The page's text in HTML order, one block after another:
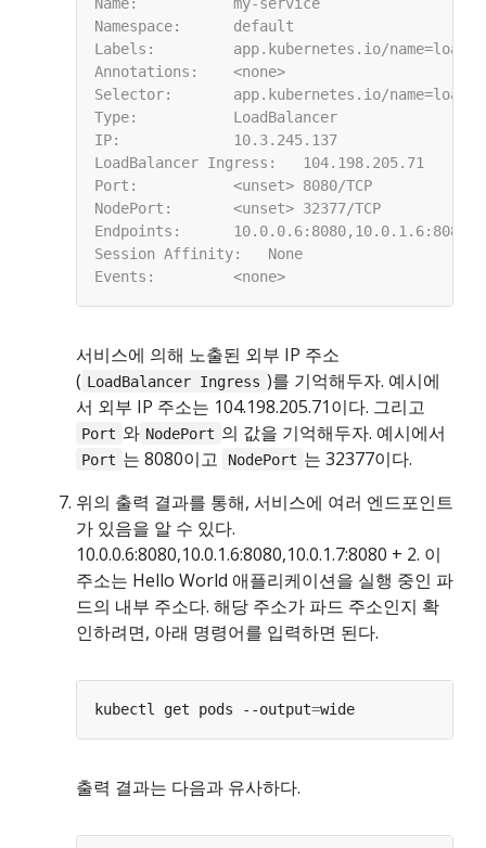
서비스에 의해 노출된 외부 IP 주소
( LoadBalancer Ingress )를 기억해두자. 예시에
서 외부 IP 주소는 104.198.205.71이다. 그리고
Port 와 NodePort 의 값을 기억해두자. 예시에서
Port 는 8080이고 NodePort 는 32377이다.
위의 출력 결과를 통해, 서비스에 여러 엔드포인트
가 있음을 알 수 있다.
10.0.0.6:8080,10.0.1.6:8080,10.0.1.7:8080 + 2. 이
주소는 Hello World 애플리케이션을 실행 중인 파
드의 내부 주소다. 해당 주소가 파드 주소인지 확
인하려면, 아래 명령어를 입력하면 된다.
kubectl get pods --output=
출력 결과는 다음과 유사하다.